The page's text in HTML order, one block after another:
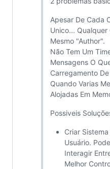
Apesar De Cada
Unico... Qualquer
Mesmo "Author".
Não Tem Um
Mensagens O
Carregamento
Quando Varias
Alojadas Em
Possiveis
Criar
Usuário.
Interagir
Melhor